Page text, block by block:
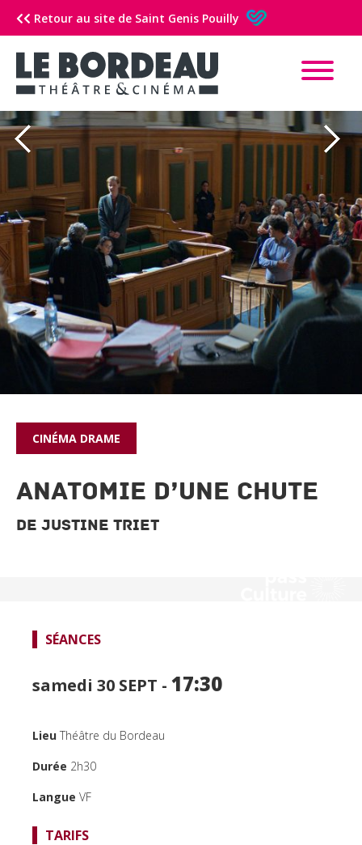
Retour au site de Saint Genis Pouilly
CINÉMA
CINÉMA DRAME
ANATOMIE D’UNE CHUTE
De Justine Triet
SÉANCES
samedi 30 SEPT - 17:30
Lieu Théâtre du Bordeau
Durée 2h30
Langue VF
TARIFS